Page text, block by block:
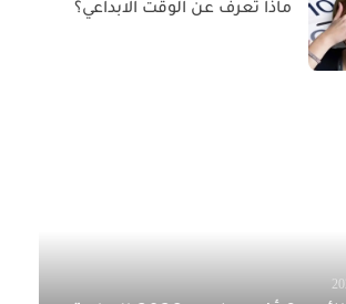
ماذا تعرف عن الوقت الابداعي؟